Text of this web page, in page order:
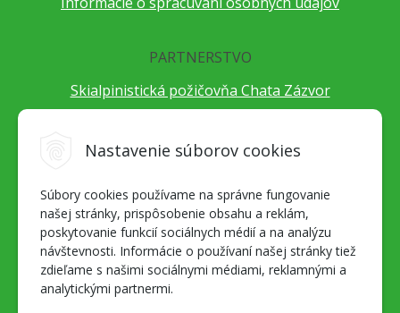
Nastavenie súborov cookies
Súbory cookies používame na správne fungovanie
našej stránky, prispôsobenie obsahu a reklám,
poskytovanie funkcií sociálnych médií a na analýzu
návštevnosti. Informácie o používaní našej stránky tiež
zdieľame s našimi sociálnymi médiami, reklamnými a
analytickými partnermi.
PARTNERSTVO
Skialpinistická požičovňa Chata Zázvor
Cestovateľský festival Cestou necestou
Alpenverein Slovensko
Hore-dole Derešom
Motorest Nemecká
Splav Hrona